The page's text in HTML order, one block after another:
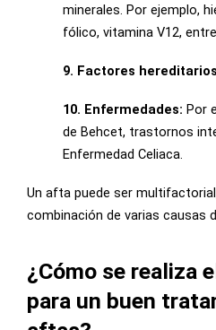
minerales. Por ejemplo,
fólico, vitamina V12,
9. Factores
10. Enfermedades: Por
de Behcet, trastornos
Enfermedad Celiaca.
Un afta puede ser
combinación de varias causas
¿Cómo se realiza
para un buen